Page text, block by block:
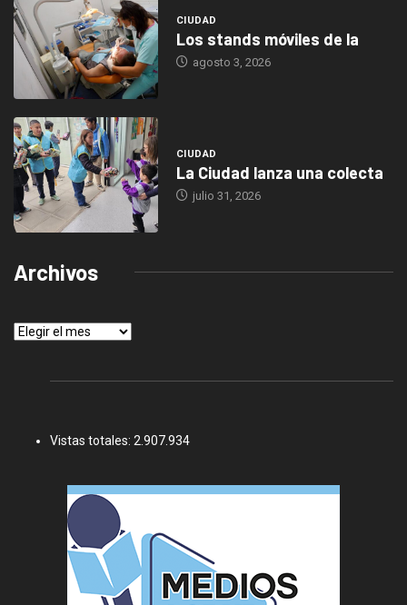
CIUDAD
Los stands móviles de la
agosto 3, 2026
CIUDAD
La Ciudad lanza una colecta
julio 31, 2026
Archivos
Archivos
Vistas totales: 2.907.934